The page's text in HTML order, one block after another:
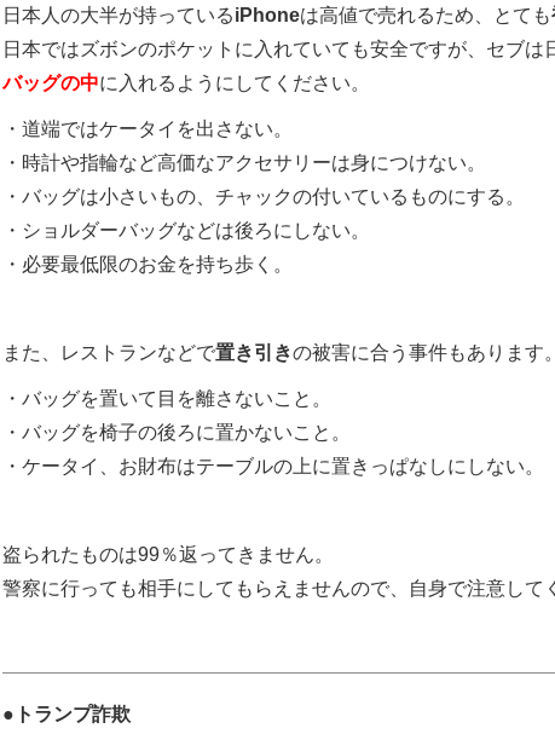
日本人の大半が持っているiPhoneは高値で売れるため、とても
日本ではズボンのポケットに入れていても安全ですが、セブは
バッグの中に入れるようにしてください。
・道端ではケータイを出さない。
・時計や指輪など高価なアクセサリーは身につけない。
・バッグは小さいもの、チャックの付いているものにする。
・ショルダーバッグなどは後ろにしない。
・必要最低限のお金を持ち歩く。
また、レストランなどで置き引きの被害に合う事件もあります。
・バッグを置いて目を離さないこと。
・バッグを椅子の後ろに置かないこと。
・ケータイ、お財布はテーブルの上に置きっぱなしにしない。
盗られたものは99％返ってきません。
警察に行っても相手にしてもらえませんので、自身で注意して
●トランプ詐欺